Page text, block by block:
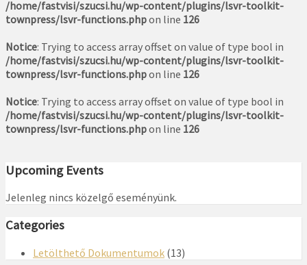
/home/fastvisi/szucsi.hu/wp-content/plugins/lsvr-toolkit-
townpress/lsvr-functions.phpon line 126
Notice: Trying to access array offset on value of type bool in
/home/fastvisi/szucsi.hu/wp-content/plugins/lsvr-toolkit-
townpress/lsvr-functions.phpon line 126
Notice: Trying to access array offset on value of type bool in
/home/fastvisi/szucsi.hu/wp-content/plugins/lsvr-toolkit-
townpress/lsvr-functions.phpon line 126
Upcoming Events
Jelenleg nincs közelgő eseményünk.
Categories
Letölthető Dokumentumok (13)